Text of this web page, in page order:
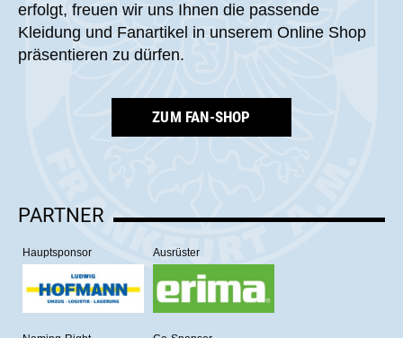
erfolgt, freuen wir uns Ihnen die passende
Kleidung und Fanartikel in unserem Online Shop
präsentieren zu dürfen.
ZUM FAN-SHOP
PARTNER
Hauptsponsor Ausrüster